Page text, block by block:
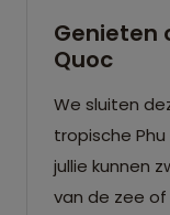
Genieten
Quoc
We sluiten
tropische Phu
jullie kunnen
van de zee